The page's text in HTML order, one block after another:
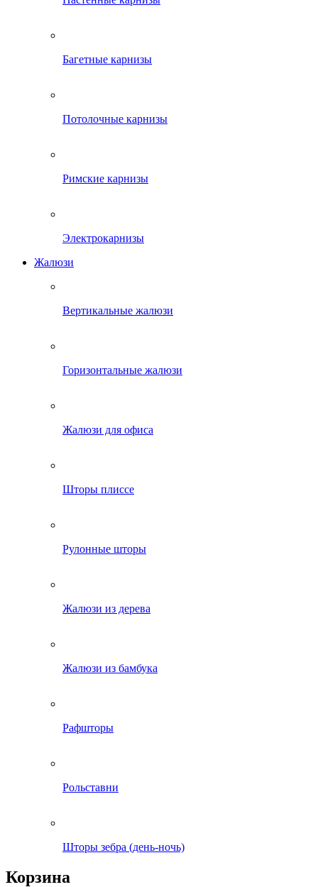
Багетные карнизы
Потолочные карнизы
Римские карнизы
Электрокарнизы
Жалюзи
Вертикальные жалюзи
Горизонтальные жалюзи
Жалюзи для офиса
Шторы плиссе
Рулонные шторы
Жалюзи из дерева
Жалюзи из бамбука
Рафшторы
Рольставни
Шторы зебра (день-ночь)
Корзина